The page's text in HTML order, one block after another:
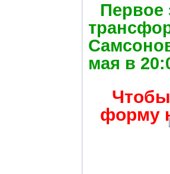
Первое
мая в
Чтобы
форму